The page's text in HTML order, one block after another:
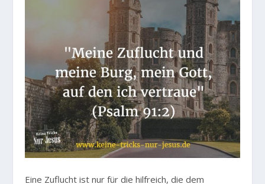
Eine Zuflucht ist nur für die hilfreich, die dem